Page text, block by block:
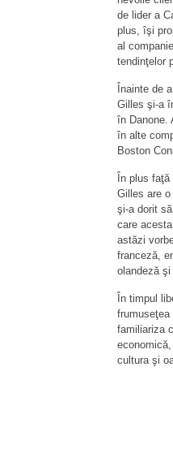
de lider a
plus, îşi
al
tendinţelor
Înainte de
Gilles şi-a
în Danone.
în alte
Boston
În plus
Gilles are
şi-a dorit
care
astăzi
franceză,
olandeză şi
În timpul
familiariza
cultura şi